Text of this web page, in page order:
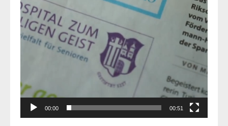
00:00 00:51